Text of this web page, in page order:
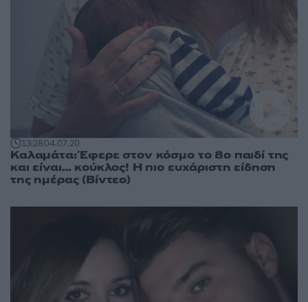
13:2804.07.20
Καλαμάτα: Έφερε στον κόσμο το 8ο παιδί της
και είναι… κούκλος! Η πιο ευχάριστη είδηση
της ημέρας (Βίντεο)